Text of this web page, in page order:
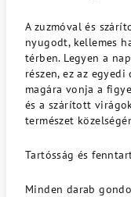
A zuzmóval és
nyugodt, kellemes
térben. Legyen a
részen, ez az
magára vonja a
és a szárított
természet
Tartósság és
Minden darab